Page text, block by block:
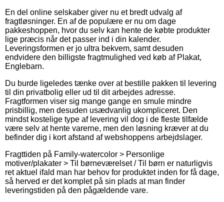
En del online selskaber giver nu et bredt udvalg af
fragtløsninger. En af de populære er nu om dage
pakkeshoppen, hvor du selv kan hente de købte produkter
lige præcis når det passer ind i din kalender.
Leveringsformen er jo ultra bekvem, samt desuden
endvidere den billigste fragtmulighed ved køb af Plakat,
Englebarn.
Du burde ligeledes tænke over at bestille pakken til levering
til din privatbolig eller ud til dit arbejdes adresse.
Fragtformen viser sig mange gange en smule mindre
prisbillig, men desuden usædvanlig ukompliceret. Den
mindst kostelige type af levering vil dog i de fleste tilfælde
være selv at hente varerne, men den løsning kræver at du
befinder dig i kort afstand af webshoppens arbejdslager.
Fragttiden på Family-watercolor > Personlige
motiver/plakater > Til børneværelset / Til børn er naturligvis
ret aktuel ifald man har behov for produktet inden for få dage,
så herved er det komplet på sin plads at man finder
leveringstiden på den pågældende vare.